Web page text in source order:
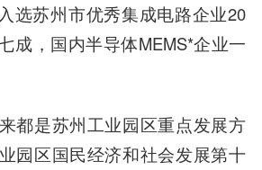
选苏州市优秀集成电路企业20
成，国内半导体MEMS*企业一
都是苏州工业园区重点发展方
园区国民经济和社会发展第十